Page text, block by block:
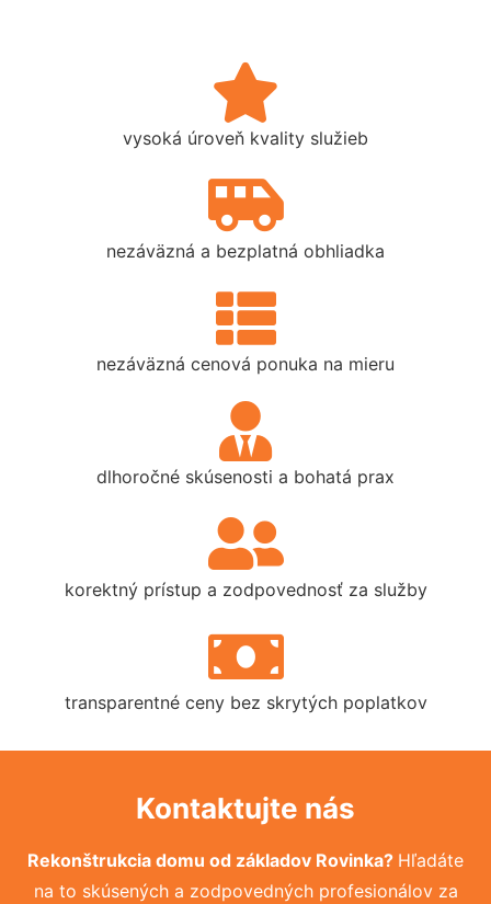
vysoká úroveň kvality služieb
nezáväzná a bezplatná obhliadka
nezáväzná cenová ponuka na mieru
dlhoročné skúsenosti a bohatá prax
korektný prístup a zodpovednosť za služby
transparentné ceny bez skrytých poplatkov
Kontaktujte nás
Rekonštrukcia domu od základov Rovinka? Hľadáte
na to skúsených a zodpovedných profesionálov za